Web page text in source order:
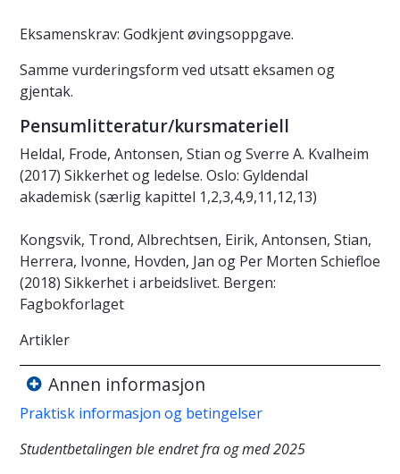
Eksamenskrav: Godkjent øvingsoppgave.
Samme vurderingsform ved utsatt eksamen og
gjentak.
Pensumlitteratur/kursmateriell
Heldal, Frode, Antonsen, Stian og Sverre A. Kvalheim
(2017) Sikkerhet og ledelse. Oslo: Gyldendal
akademisk (særlig kapittel 1,2,3,4,9,11,12,13)
Kongsvik, Trond, Albrechtsen, Eirik, Antonsen, Stian,
Herrera, Ivonne, Hovden, Jan og Per Morten Schiefloe
(2018) Sikkerhet i arbeidslivet. Bergen:
Fagbokforlaget
Artikler
Annen informasjon
Praktisk informasjon og betingelser
Studentbetalingen ble endret fra og med 2025